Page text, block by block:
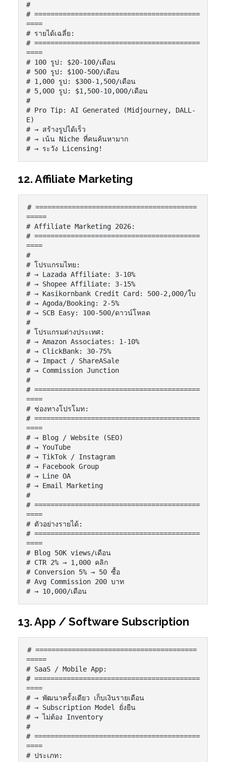
#
# =========================================
====
# รายได้เฉลี่ย:
# =========================================
====
# 100 รูป: $20-100/เดือน
# 500 รูป: $100-500/เดือน
# 1,000 รูป: $300-1,500/เดือน
# 5,000 รูป: $1,500-10,000/เดือน
#
# Pro Tip: AI Generated (Midjourney, DALL-
E)
# → สร้างรูปได้เร็ว
# → เน้น Niche ที่คนค้นหามาก
# → ระวัง Licensing!
12. Affiliate Marketing
# ========================================
=====
# Affiliate Marketing 2026:
# =========================================
====
#
# โปรแกรมไทย:
# → Lazada Affiliate: 3-10%
# → Shopee Affiliate: 3-15%
# → Kasikornbank Credit Card: 500-2,000/ใบ
# → Agoda/Booking: 2-5%
# → SCB Easy: 100-500/ดาวน์โหลด
#
# โปรแกรมต่างประเทศ:
# → Amazon Associates: 1-10%
# → ClickBank: 30-75%
# → Impact / ShareASale
# → Commission Junction
#
# =========================================
====
# ช่องทางโปรโมท:
# =========================================
====
# → Blog / Website (SEO)
# → YouTube
# → TikTok / Instagram
# → Facebook Group
# → Line OA
# → Email Marketing
#
# =========================================
====
# ตัวอย่างรายได้:
# =========================================
====
# Blog 50K views/เดือน
# CTR 2% → 1,000 คลิก
# Conversion 5% → 50 ซื้อ
# Avg Commission 200 บาท
# → 10,000/เดือน
13. App / Software Subscription
# ========================================
=====
# SaaS / Mobile App:
# =========================================
====
# → พัฒนาครั้งเดียว เก็บเงินรายเดือน
# → Subscription Model ยั่งยืน
# → ไม่ต้อง Inventory
#
# =========================================
====
# ประเภท: